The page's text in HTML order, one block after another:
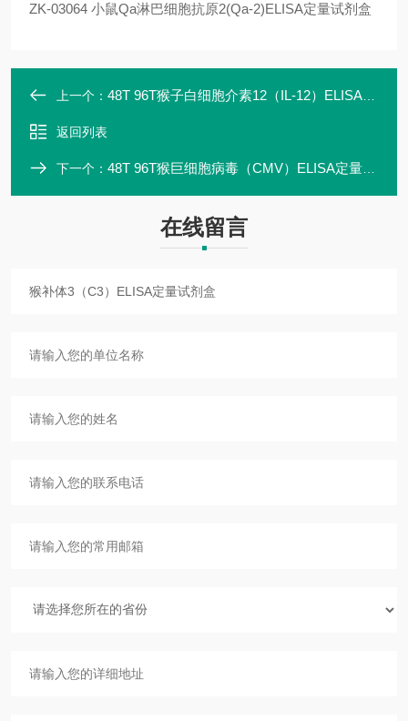
ZK-03064 小鼠Qa淋巴细胞抗原2(Qa-2)ELISA定量试剂盒
上一个： 48T 96T猴子白细胞介素12（IL-12）ELISA定量试剂盒ZK-08301
返回列表
下一个： 48T 96T猴巨细胞病毒（CMV）ELISA定量试剂盒专业研发
在线留言